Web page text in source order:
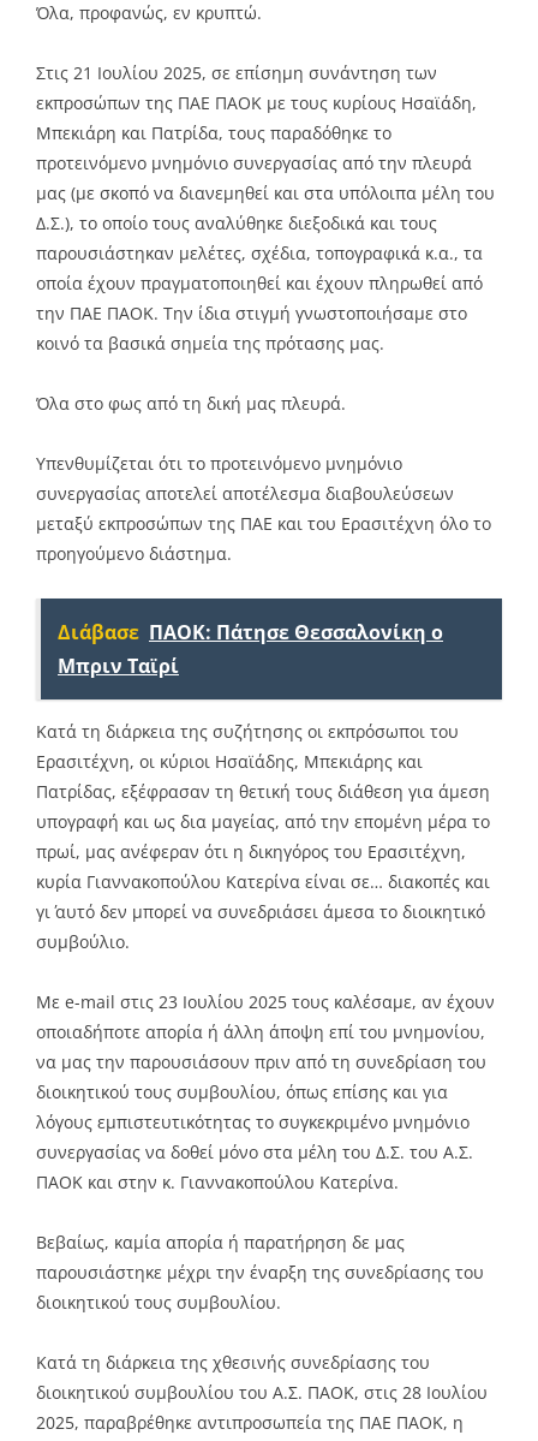
Όλα, προφανώς, εν κρυπτώ.
Στις 21 Ιουλίου 2025, σε επίσημη συνάντηση των
εκπροσώπων της ΠΑΕ ΠΑΟΚ με τους κυρίους Ησαϊάδη,
Μπεκιάρη και Πατρίδα, τους παραδόθηκε το
προτεινόμενο μνημόνιο συνεργασίας από την πλευρά
μας (με σκοπό να διανεμηθεί και στα υπόλοιπα μέλη του
Δ.Σ.), το οποίο τους αναλύθηκε διεξοδικά και τους
παρουσιάστηκαν μελέτες, σχέδια, τοπογραφικά κ.α., τα
οποία έχουν πραγματοποιηθεί και έχουν πληρωθεί από
την ΠΑΕ ΠΑΟΚ. Την ίδια στιγμή γνωστοποιήσαμε στο
κοινό τα βασικά σημεία της πρότασης μας.
Όλα στο φως από τη δική μας πλευρά.
Υπενθυμίζεται ότι το προτεινόμενο μνημόνιο
συνεργασίας αποτελεί αποτέλεσμα διαβουλεύσεων
μεταξύ εκπροσώπων της ΠΑΕ και του Ερασιτέχνη όλο το
προηγούμενο διάστημα.
Διάβασε ΠΑΟΚ: Πάτησε Θεσσαλονίκη ο
Μπριν Ταϊρί
Κατά τη διάρκεια της συζήτησης οι εκπρόσωποι του
Ερασιτέχνη, οι κύριοι Ησαϊάδης, Μπεκιάρης και
Πατρίδας, εξέφρασαν τη θετική τους διάθεση για άμεση
υπογραφή και ως δια μαγείας, από την επομένη μέρα το
πρωί, μας ανέφεραν ότι η δικηγόρος του Ερασιτέχνη,
κυρία Γιαννακοπούλου Κατερίνα είναι σε… διακοπές και
γι΄ αυτό δεν μπορεί να συνεδριάσει άμεσα το διοικητικό
συμβούλιο.
Με e-mail στις 23 Ιουλίου 2025 τους καλέσαμε, αν έχουν
οποιαδήποτε απορία ή άλλη άποψη επί του μνημονίου,
να μας την παρουσιάσουν πριν από τη συνεδρίαση του
διοικητικού τους συμβουλίου, όπως επίσης και για
λόγους εμπιστευτικότητας το συγκεκριμένο μνημόνιο
συνεργασίας να δοθεί μόνο στα μέλη του Δ.Σ. του Α.Σ.
ΠΑΟΚ και στην κ. Γιαννακοπούλου Κατερίνα.
Βεβαίως, καμία απορία ή παρατήρηση δε μας
παρουσιάστηκε μέχρι την έναρξη της συνεδρίασης του
διοικητικού τους συμβουλίου.
Κατά τη διάρκεια της χθεσινής συνεδρίασης του
διοικητικού συμβουλίου του Α.Σ. ΠΑΟΚ, στις 28 Ιουλίου
2025, παραβρέθηκε αντιπροσωπεία της ΠΑΕ ΠΑΟΚ, η